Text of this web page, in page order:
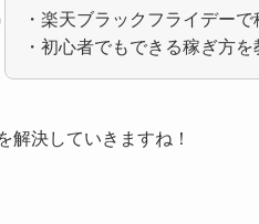
・楽天ブラックフライデー
・初心者でもできる稼ぎ方を
解決していきますね！